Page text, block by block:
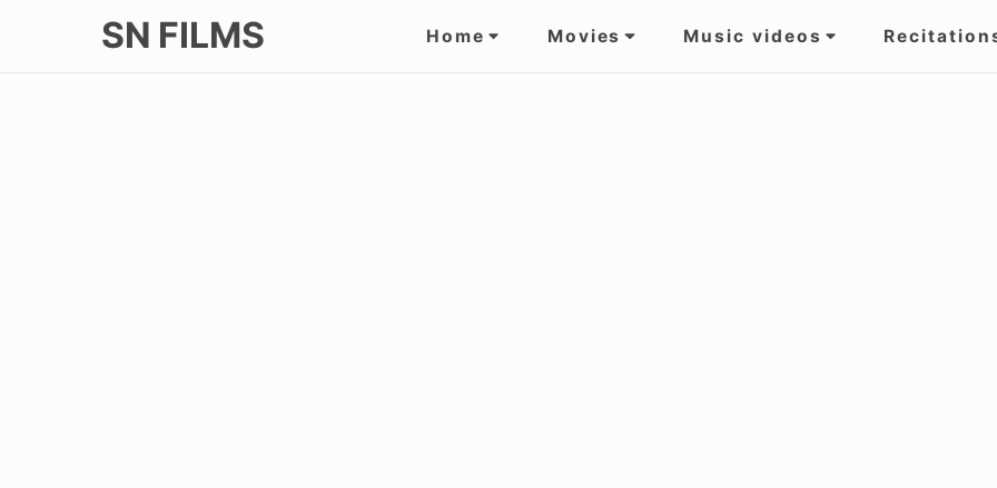
SN FILMS
Site
Home Movies Music videos